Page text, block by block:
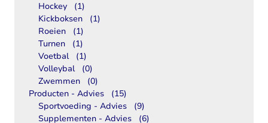
Hockey
(1)
Kickboksen
(1)
Roeien
(1)
Turnen
(1)
Voetbal
(1)
Volleybal
(0)
Zwemmen
(0)
Producten - Advies
(15)
Sportvoeding - Advies
(9)
Supplementen - Advies
(6)